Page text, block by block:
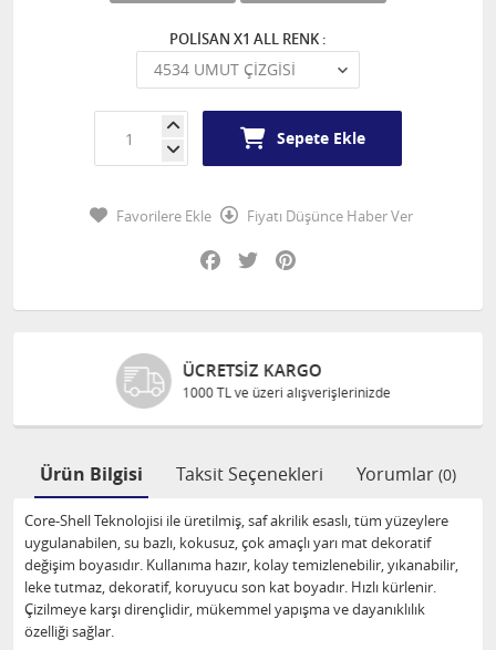
POLİSAN X1 ALL RENK :
Sepete Ekle
Favorilere Ekle
Fiyatı Düşünce Haber Ver
Facebook
Twitter
ÜCRETSIZ KARGO
1000 TL ve üzeri alışverişlerinizde
Ürün Bilgisi Taksit Seçenekleri Yorumlar (0)
Core-Shell Teknolojisi ile üretilmiş, saf akrilik esaslı, tüm yüzeylere
uygulanabilen, su bazlı, kokusuz, çok amaçlı yarı mat dekoratif
değişim boyasıdır. Kullanıma hazır, kolay temizlenebilir, yıkanabilir,
leke tutmaz, dekoratif, koruyucu son kat boyadır. Hızlı kürlenir.
Çizilmeye karşı dirençlidir, mükemmel yapışma ve dayanıklılık
özelliği sağlar.